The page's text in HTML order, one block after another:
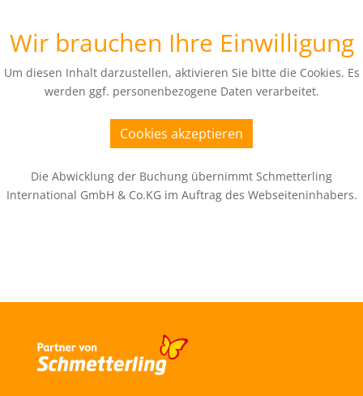
Wir brauchen Ihre Einwilligung
Um diesen Inhalt darzustellen, aktivieren Sie bitte die Cookies. Es
werden ggf. personenbezogene Daten verarbeitet.
Cookies akzeptieren
Die Abwicklung der Buchung übernimmt Schmetterling
International GmbH & Co.KG im Auftrag des Webseiteninhabers.